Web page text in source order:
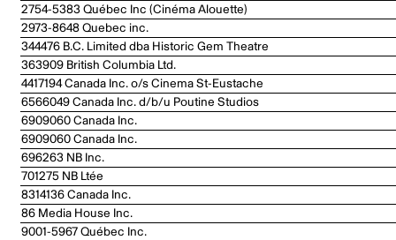
2754-5383 Québec Inc (Cinéma Alouette)
2973-8648 Quebec inc.
344476 B.C. Limited dba Historic Gem Theatre
363909 British Columbia Ltd.
4417194 Canada Inc. o/s Cinema St-Eustache
6566049 Canada Inc. d/b/u Poutine Studios
6909060 Canada Inc.
6909060 Canada Inc.
696263 NB Inc.
701275 NB Ltée
8314136 Canada Inc.
86 Media House Inc.
9001-5967 Québec Inc.